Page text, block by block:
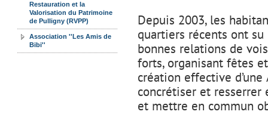
Restauration et la
Valorisation du Patrimoine
de Pulligny (RVPP)
Association ''Les Amis de
Bibi''
Depuis 2003, les
quartiers récents ont
bonnes relations de
forts, organisant fêtes
création effective
concrétiser et resserrer
et mettre en commun